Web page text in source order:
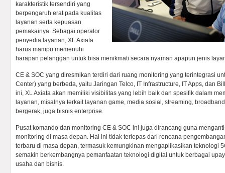
karakteristik tersendiri yang
berpengaruh erat pada kualitas
layanan serta kepuasan
pemakainya. Sebagai operator
penyedia layanan, XL Axiata
harus mampu memenuhi
harapan pelanggan untuk bisa menikmati secara nyaman apapun jenis
CE & SOC yang diresmikan terdiri dari ruang monitoring yang terintegrasi
Center) yang berbeda, yaitu Jaringan Telco, IT Infrastructure, IT Apps, dan
ini, XL Axiata akan memiliki visibilitas yang lebih baik dan spesifik dalam
layanan, misalnya terkait layanan game, media sosial, streaming,
bergerak, juga bisnis enterprise.
Pusat komando dan monitoring CE & SOC ini juga dirancang guna
monitoring di masa depan. Hal ini tidak terlepas dari rencana
terbaru di masa depan, termasuk kemungkinan mengaplikasikan teknologi
semakin berkembangnya pemanfaatan teknologi digital untuk berbagai
usaha dan bisnis.